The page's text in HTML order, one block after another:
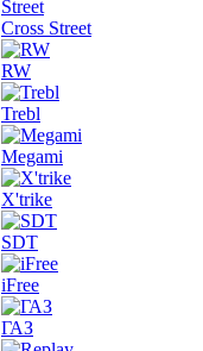
Cross Street
RW
Trebl
Megami
X'trike
SDT
iFree
ГАЗ